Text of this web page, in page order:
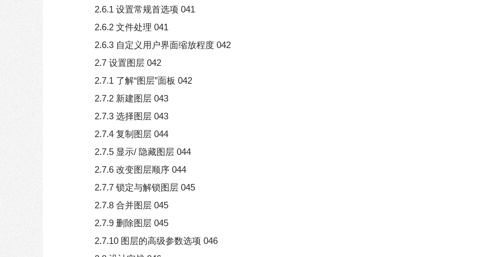
2.6.1 设置常规首选项 041
2.6.2 文件处理 041
2.6.3 自定义用户界面缩放程度 042
2.7 设置图层 042
2.7.1 了解“图层”面板 042
2.7.2 新建图层 043
2.7.3 选择图层 043
2.7.4 复制图层 044
2.7.5 显示/ 隐藏图层 044
2.7.6 改变图层顺序 044
2.7.7 锁定与解锁图层 045
2.7.8 合并图层 045
2.7.9 删除图层 045
2.7.10 图层的高级参数选项 046